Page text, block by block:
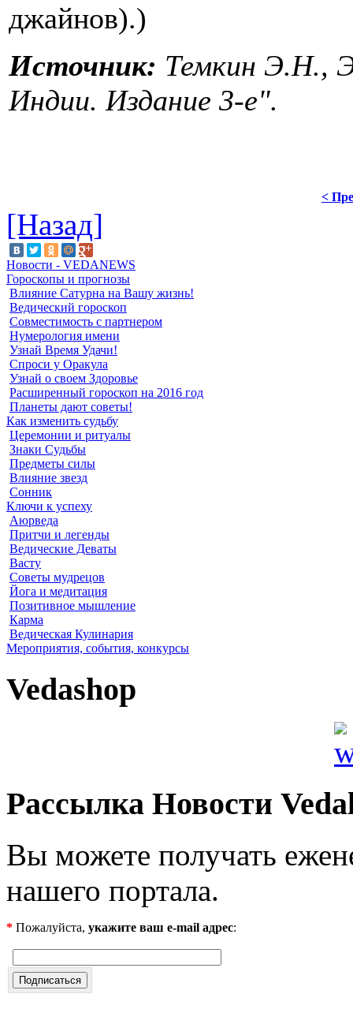
джайнов).)
Источник: Темкин Э.Н.,
Индии. Издание 3-е".
<
[Назад]
Новости - VEDANEWS
Гороскопы и прогнозы
Влияние Сатурна на Вашу жизнь!
Ведический гороскоп
Совместимость с партнером
Нумерология имени
Узнай Время Удачи!
Спроси у Оракула
Узнай о своем Здоровье
Расширенный гороскоп на 2016 год
Планеты дают советы!
Как изменить судьбу
Церемонии и ритуалы
Знаки Судьбы
Предметы силы
Влияние звезд
Сонник
Ключи к успеху
Аюрведа
Притчи и легенды
Ведические Деваты
Васту
Советы мудрецов
Йога и медитация
Позитивное мышление
Карма
Ведическая Кулинария
Мероприятия, события, конкурсы
Vedashop
Рассылка Новости
Вы можете получать
нашего портала.
* Пожалуйста, укажите ваш e-mail адрес: